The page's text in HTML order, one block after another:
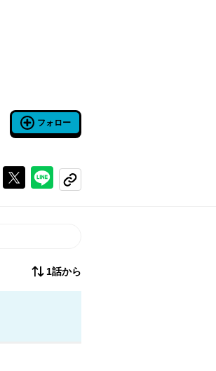
フォロー
Xで投稿するラインでシェアする
コピーする
1話から